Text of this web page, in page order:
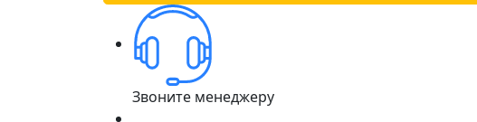
Звоните менеджеру